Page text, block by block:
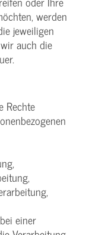
werden
jeweiligen
auch die
Rechte
einer